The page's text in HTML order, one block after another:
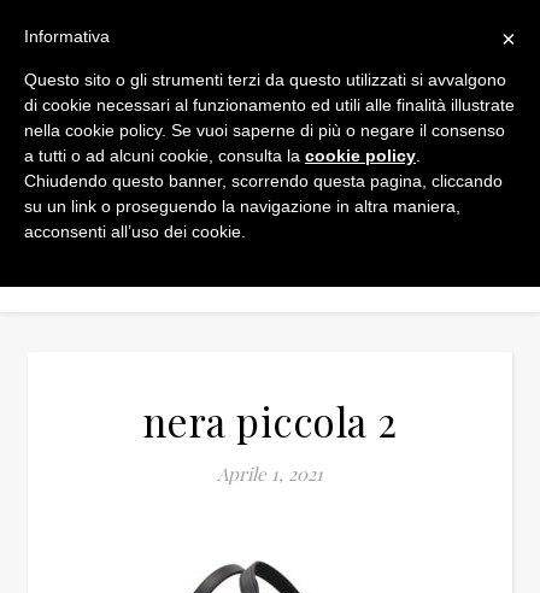
nera piccola 2
Aprile 1, 2021
×
Informativa
Questo sito o gli strumenti terzi da questo utilizzati si avvalgono
di cookie necessari al funzionamento ed utili alle finalità illustrate
nella cookie policy. Se vuoi saperne di più o negare il consenso
a tutti o ad alcuni cookie, consulta la cookie policy
Chiudendo questo banner, scorrendo questa pagina, cliccando
su un link o proseguendo la navigazione in altra maniera,
acconsenti all’uso dei cookie.